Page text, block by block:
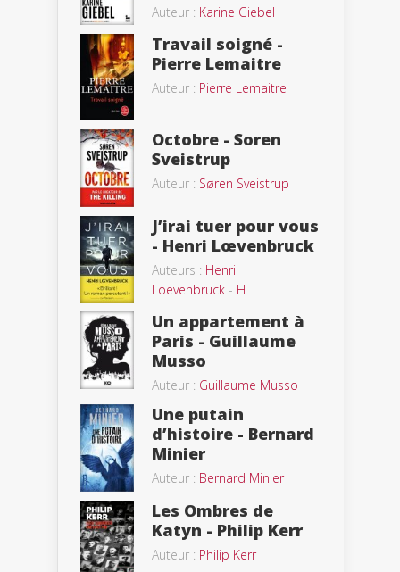
Auteur : Karine Giebel
Travail soigné -
Pierre Lemaitre
Auteur : Pierre Lemaitre
Octobre - Soren
Sveistrup
Auteur : Søren Sveistrup
J’irai tuer pour vous
- Henri Lœvenbruck
Auteurs : Henri
Loevenbruck - H
Un appartement à
Paris - Guillaume
Musso
Auteur : Guillaume Musso
Une putain
d’histoire - Bernard
Minier
Auteur : Bernard Minier
Les Ombres de
Katyn - Philip Kerr
Auteur : Philip Kerr